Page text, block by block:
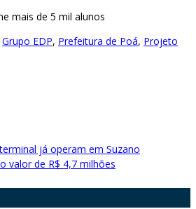
mais de 5 mil alunos
Grupo EDP, Prefeitura de Poá, Projeto
já operam em Suzano
valor de R$ 4,7 milhões